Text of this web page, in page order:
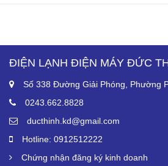
ĐIỆN LẠNH ĐIỆN MÁY ĐỨC
Số 338 Đường Giải Phóng, Phường
0243.662.8828
ducthinh.kd@gmail.com
Hotline: 0912512222
Chứng nhận đăng ký kinh doanh